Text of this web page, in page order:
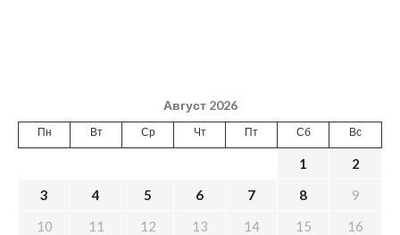
Август 2026
Пн Вт Ср Чт Пт Сб Вс
1
2
3
4 5 6 7 8
9
10
11 12 13 14 15
16